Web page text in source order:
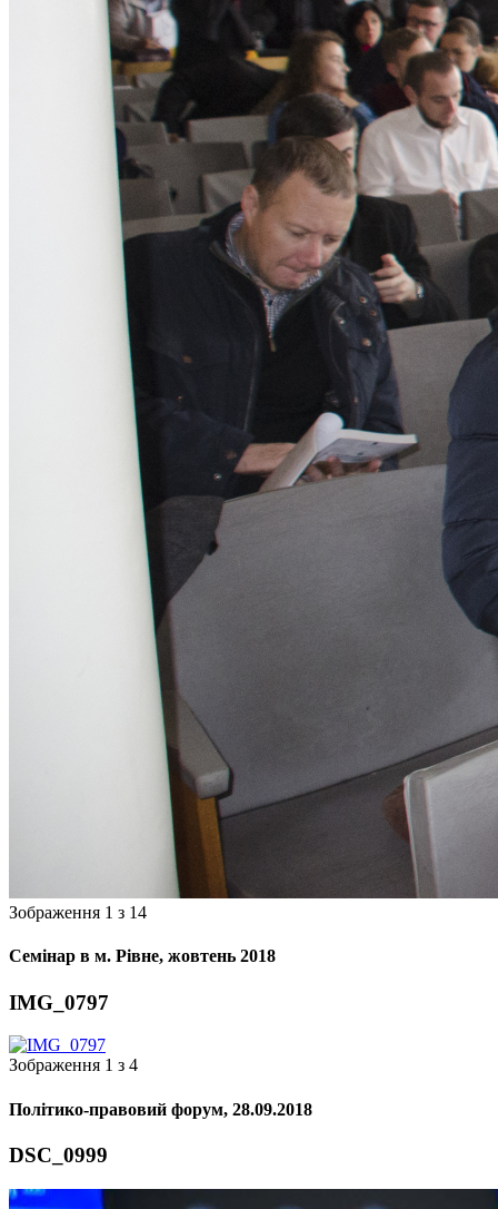
Зображення 1 з 14
Семінар в м. Рівне, жовтень 2018
IMG_0797
Зображення 1 з 4
Політико-правовий форум, 28.09.2018
DSC_0999